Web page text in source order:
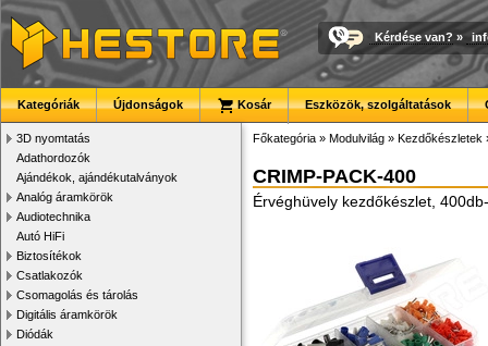
Kérdése van? »
Kategóriák Újdonságok Kosár Eszközök, szolgáltatások
3D nyomtatás
Adathordozók
Ajándékok, ajándékutalványok
Analóg áramkörök
Audiotechnika
Autó HiFi
Biztosítékok
Csatlakozók
Csomagolás és tárolás
Digitális áramkörök
Diódák
Főkategória » Modulvilág » Kezdőkészletek
CRIMP-PACK-400
Érvéghüvely kezdőkészlet,